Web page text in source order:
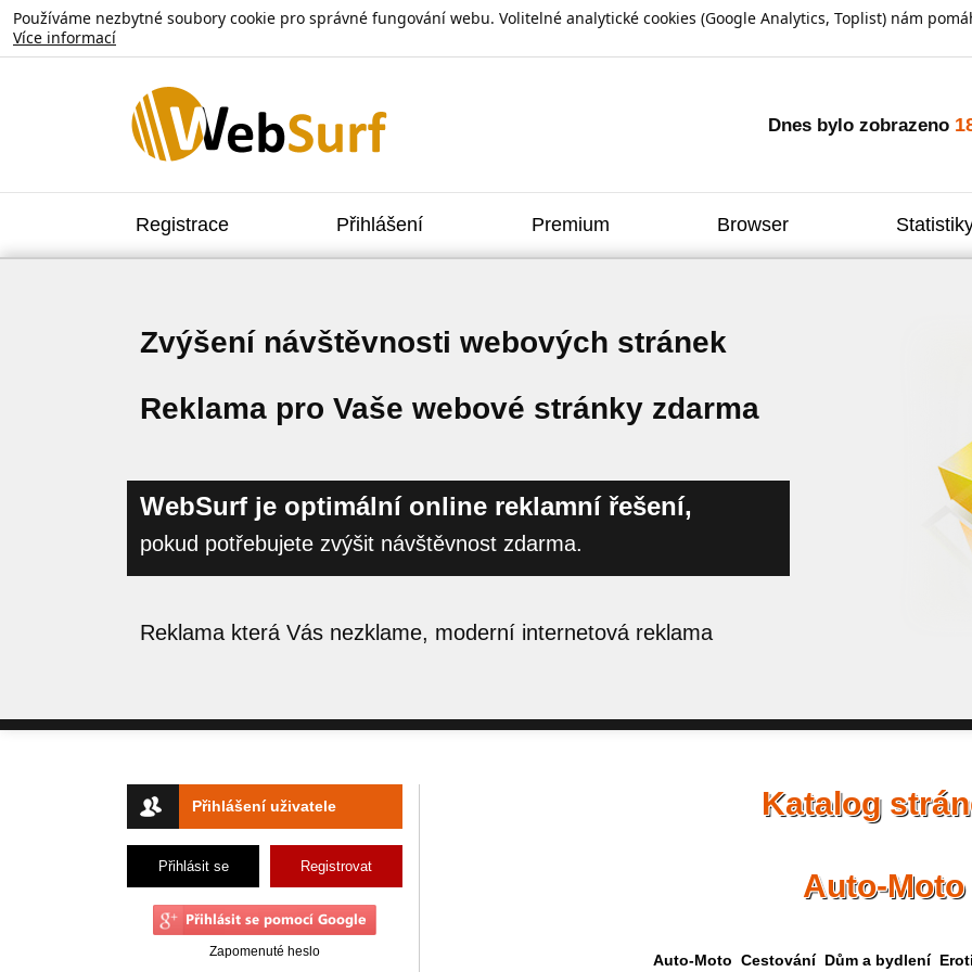
Používáme nezbytné soubory cookie pro správné fungování webu. Volitelné analytické cookies (Google Analytics, Toplist) nám
Více informací
Dnes bylo zobrazeno
Registrace Přihlášení Premium Browser
Zvýšení návštěvnosti webových stránek
Reklama pro Vaše webové stránky zdarma
WebSurf je optimální online reklamní řešení,
pokud potřebujete zvýšit návštěvnost zdarma.
Reklama která Vás nezklame, moderní internetová reklama
Přihlášení uživatele
Přihlásit se Registrovat
Zapomenuté heslo
Katalog
Auto-Moto
Auto-Moto Cestování Dům a bydlení